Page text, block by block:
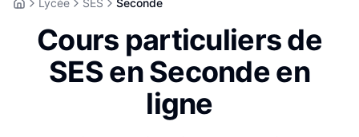
AccueilLycée SES Seconde
Cours particuliers de
SES en Seconde en
ligne